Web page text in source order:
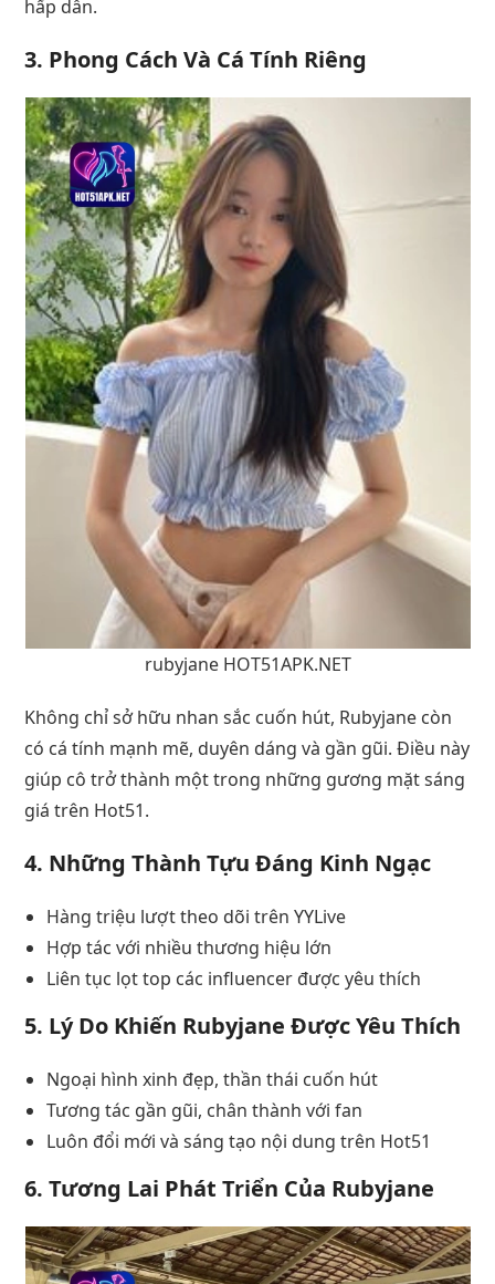
hấp dẫn.
3. Phong Cách Và Cá Tính Riêng
rubyjane HOT51APK.NET
Không chỉ sở hữu nhan sắc cuốn hút, Rubyjane còn
có cá tính mạnh mẽ, duyên dáng và gần gũi. Điều này
giúp cô trở thành một trong những gương mặt sáng
giá trên Hot51.
4. Những Thành Tựu Đáng Kinh Ngạc
Hàng triệu lượt theo dõi trên YYLive
Hợp tác với nhiều thương hiệu lớn
Liên tục lọt top các influencer được yêu thích
5. Lý Do Khiến Rubyjane Được Yêu Thích
Ngoại hình xinh đẹp, thần thái cuốn hút
Tương tác gần gũi, chân thành với fan
Luôn đổi mới và sáng tạo nội dung trên Hot51
6. Tương Lai Phát Triển Của Rubyjane